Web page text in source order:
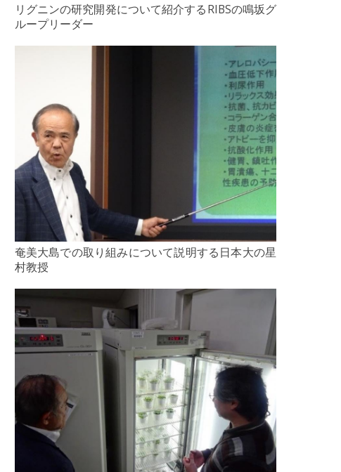
リグニンの研究開発について紹介するRIBSの鳴坂グ
ループリーダー
奄美大島での取り組みについて説明する日本大の星
村教授